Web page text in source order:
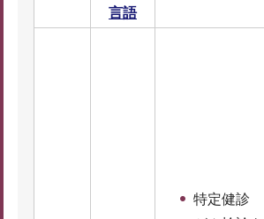
言語
特定健診